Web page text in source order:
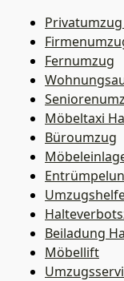
Fernumzug
Möbeltaxi
Büroumzug
Beiladung
Möbellift